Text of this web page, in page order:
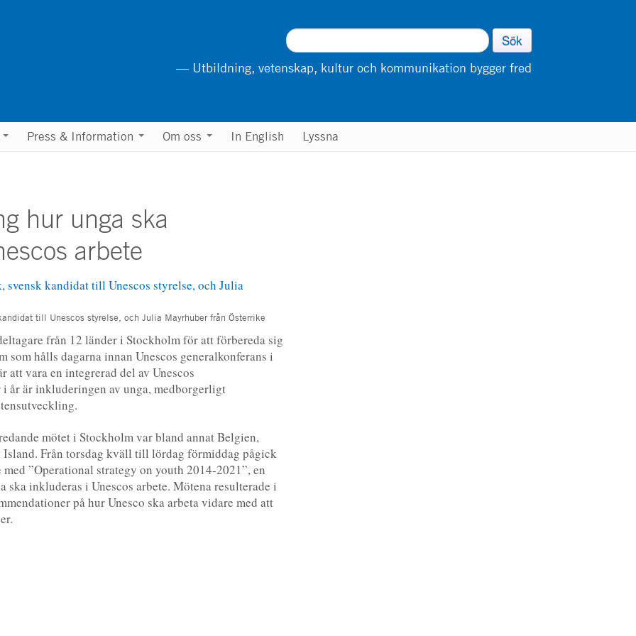
Sök
— Utbildning, vetenskap, kultur och kommunikation bygger fred
Press & Information Om oss In English Lyssna
hur unga ska
arbete
till Unescos styrelse, och Julia Mayrhuber från Österrike
från 12 länder i Stockholm för att förbereda sig
som hålls dagarna innan Unescos generalkonferans i
att vara en integrerad del av Unescos
år är inkluderingen av unga, medborgerligt
mötet i Stockholm var bland annat Belgien,
Från torsdag kväll till lördag förmiddag pågick
”Operational strategy on youth 2014-2021”, en
ska inkluderas i Unescos arbete. Mötena resulterade i
på hur Unesco ska arbeta vidare med att